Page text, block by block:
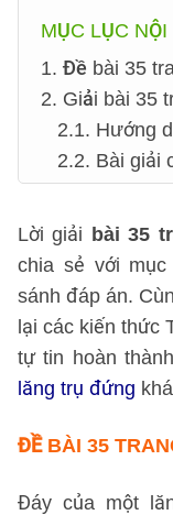
MỤC LỤC
1. Đề bài 35
2. Giải bài 35
2.1. Hướng
2.2. Bài giải
Lời giải bài 35
chia sẻ với
sánh đáp án.
lại các kiến thức
tự tin hoàn
lăng trụ đứng
ĐỀ BÀI 35
Đáy của một